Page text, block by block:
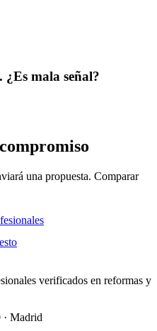
mala señal?
compromiso
una propuesta. Comparar
verificados en reformas y
Madrid